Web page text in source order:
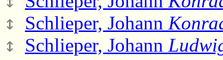
↕ Schlieper, Johann
↕ Schlieper, Johann